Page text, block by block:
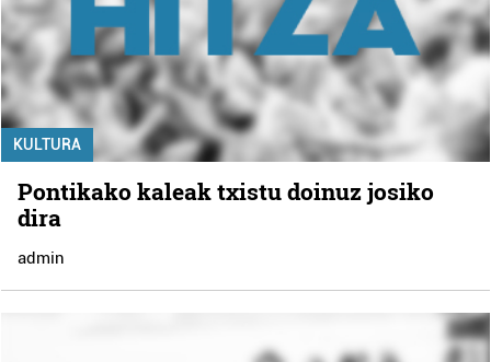
KULTURA
Pontikako kaleak txistu doinuz josiko
dira
admin